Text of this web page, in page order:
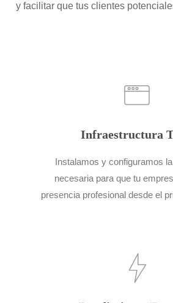
y facilitar que tus clientes
Infraestructura
Instalamos y configuramos
necesaria para que tu
presencia profesional desde el